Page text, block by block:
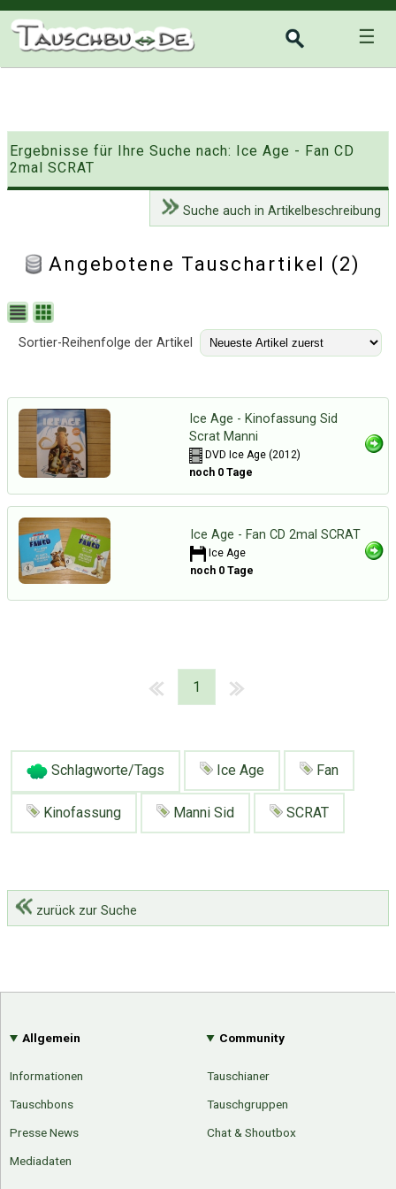
☰
Ergebnisse für Ihre Suche nach: Ice Age - Fan CD
2mal SCRAT
Suche auch in Artikelbeschreibung
Angebotene Tauschartikel (2)
Sortier-Reihenfolge der Artikel
Ice Age - Kinofassung Sid
Scrat Manni
DVD Ice Age (2012)
noch 0 Tage
Ice Age - Fan CD 2mal SCRAT
Ice Age
noch 0 Tage
1
Schlagworte/Tags Ice Age Fan
Kinofassung Manni Sid SCRAT
zurück zur Suche
Allgemein
Informationen
Tauschbons
Presse News
Mediadaten
Community
Tauschianer
Tauschgruppen
Chat & Shoutbox